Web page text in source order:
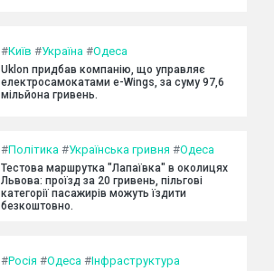
#Київ #Україна #Одеса
Uklon придбав компанію, що управляє
електросамокатами e-Wings, за суму 97,6
мільйона гривень.
#Політика #Українська гривня #Одеса
Тестова маршрутка "Лапаївка" в околицях
Львова: проїзд за 20 гривень, пільгові
категорії пасажирів можуть їздити
безкоштовно.
#Росія #Одеса #Інфраструктура